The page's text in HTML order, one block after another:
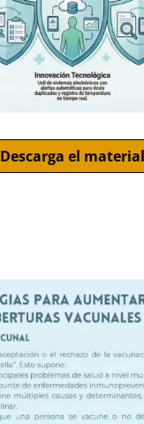
Descarga el material